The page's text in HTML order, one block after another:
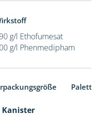
g/l Ethofumesat
g/l Phenmedipham
Kanister